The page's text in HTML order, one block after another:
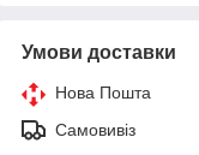
Умови доставки
Нова Пошта
Самовивіз